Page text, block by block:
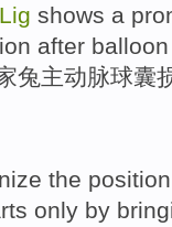
Lig shows a
after balloon
兔主动脉球囊
the position
only by